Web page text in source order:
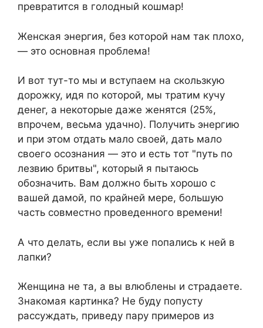
превратится в голодный кошмар!
Женская энергия, без которой нам так плохо,
— это основная проблема!
И вот тут-то мы и вступаем на скользкую
дорожку, идя по которой, мы тратим кучу
денег, а некоторые даже женятся (25%,
впрочем, весьма удачно). Получить энергию
и при этом отдать мало своей, дать мало
своего осознания — это и есть тот "путь по
лезвию бритвы", который я пытаюсь
обозначить. Вам должно быть хорошо с
вашей дамой, по крайней мере, большую
часть совместно проведенного времени!
А что делать, если вы уже попались к ней в
лапки?
Женщина не та, а вы влюблены и страдаете.
Знакомая картинка? Не буду попусту
рассуждать, приведу пару примеров из